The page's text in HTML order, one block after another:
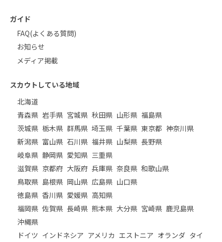
ガイド
FAQ(よくある質問)
お知らせ
メディア掲載
スカウトしている地域
北海道
青森県 岩手県 宮城県 秋田県 山形県 福島県
茨城県 栃木県 群馬県 埼玉県 千葉県 東京都 神奈川県
新潟県 富山県 石川県 福井県 山梨県 長野県
岐阜県 静岡県 愛知県 三重県
滋賀県 京都府 大阪府 兵庫県 奈良県 和歌山県
鳥取県 島根県 岡山県 広島県 山口県
徳島県 香川県 愛媛県 高知県
福岡県 佐賀県 長崎県 熊本県 大分県 宮崎県 鹿児島県
沖縄県
ドイツ インドネシア アメリカ エストニア オランダ タイ